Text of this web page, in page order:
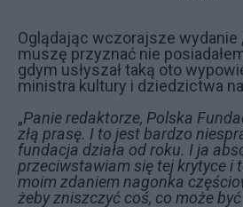
Oglądając wczorajsze wydanie
muszę przyznać nie
gdym usłyszał taką oto
ministra kultury i dziedzictwa
„Panie redaktorze, Polska
złą prasę. I to jest bardzo
fundacja działa od roku. I ja
przeciwstawiam się tej krytyce i
moim zdaniem nagonka
żeby zniszczyć coś, co może